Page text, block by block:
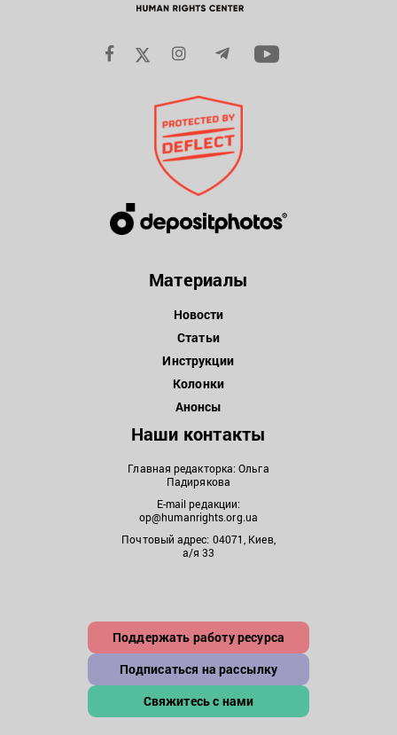
Материалы
Новости
Статьи
Инструкции
Колонки
Анонсы
Наши контакты
Главная редакторка: Ольга
Падирякова
E-mail редакции:
op@humanrights.org.ua
Почтовый адрес: 04071, Киев,
а/я 33
Поддержать работу ресурса
Подписаться на рассылку
Свяжитесь с нами